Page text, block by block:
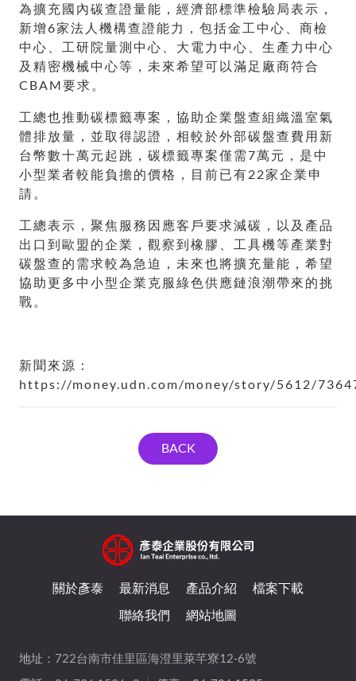
為擴充國內碳查證量能，經濟部標準檢驗局表示，
新增6家法人機構查證能力，包括金工中心、商檢
中心、工研院量測中心、大電力中心、生產力中心
及精密機械中心等，未來希望可以滿足廠商符合
CBAM要求。
工總也推動碳標籤專案，協助企業盤查組織溫室氣
體排放量，並取得認證，相較於外部碳盤查費用新
台幣數十萬元起跳，碳標籤專案僅需7萬元，是中
小型業者較能負擔的價格，目前已有22家企業申
請。
工總表示，聚焦服務因應客戶要求減碳，以及產品
出口到歐盟的企業，觀察到橡膠、工具機等產業對
碳盤查的需求較為急迫，未來也將擴充量能，希望
協助更多中小型企業克服綠色供應鏈浪潮帶來的挑
戰。
新聞來源：
https://money.udn.com/money/story/5612/
BACK
關於彥泰 最新消息 產品介紹
檔案下載
聯絡我們
網站地圖
地址： 722台南市佳里區海澄里萊芊寮12-6號